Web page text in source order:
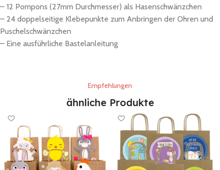
– 12 Pompons (27mm Durchmesser) als Hasenschwänzchen
– 24 doppelseitige Klebepunkte zum Anbringen der Ohren und
Puschelschwänzchen
– Eine ausführliche Bastelanleitung
Empfehlungen
ähnliche Produkte